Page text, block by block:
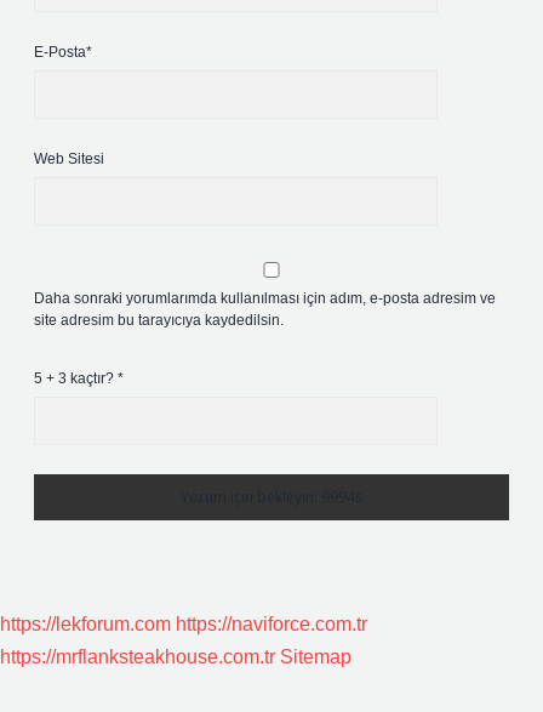
E-Posta*
Web Sitesi
Daha sonraki yorumlarımda kullanılması için adım, e-posta adresim ve
site adresim bu tarayıcıya kaydedilsin.
5 + 3 kaçtır? *
https://lekforum.com https://naviforce.com.tr
https://mrflanksteakhouse.com.tr Sitemap